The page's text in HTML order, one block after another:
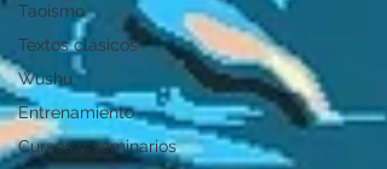
Taoísmo
Textos clásicos
Wushu
Entrenamiento
Cursos y seminarios